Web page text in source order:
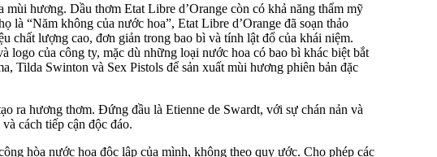
hương. Dầu thơm Etat Libre d’Orange còn có khả năng thẩm mỹ
“Năm không của nước hoa”, Etat Libre d’Orange đã soạn thảo
chất lượng cao, đơn giản trong bao bì và tính lật đổ của khái niệm.
logo của công ty, mặc dù những loại nước hoa có bao bì khác biệt bắt
Tilda Swinton và Sex Pistols để sản xuất mùi hương phiên bản đặc
ra hương thơm. Đứng đầu là Etienne de Swardt, với sự chán nản và
cách tiếp cận độc đáo.
hòa nước hoa độc lập của mình, không theo quy ước. Cho phép các